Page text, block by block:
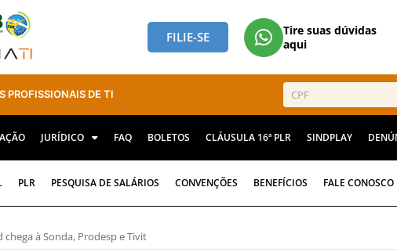
FILIE-SE
Tire suas dúvidas
aqui
PROFISSIONAIS DE TI
JURÍDICO FAQ BOLETOS CLÁUSULA 16ª PLR SINDPLAY
PLR PESQUISA DE SALÁRIOS CONVENÇÕES BENEFÍCIOS FALE CONOSCO
à Sonda, Prodesp e Tivit